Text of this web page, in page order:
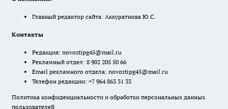
Главный редактор сайта: Аккуратнова Ю.С.
Контакты
Редакция: novostipg45@mail.ru
Рекламный отдел: 8 902 205 50 66
Email рекламного отдела: novostipg45@mail.ru
Телефон редакции: +7 964 863 31 33
Политика конфиденциальности и обработки персональных данных
пользователей